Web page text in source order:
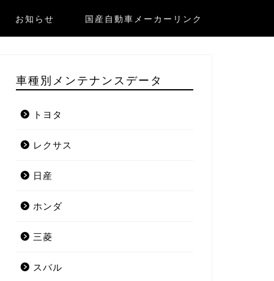
お知らせ 国産自動車メーカーリンク
車種別メンテナンスデータ
トヨタ
レクサス
日産
ホンダ
三菱
スバル